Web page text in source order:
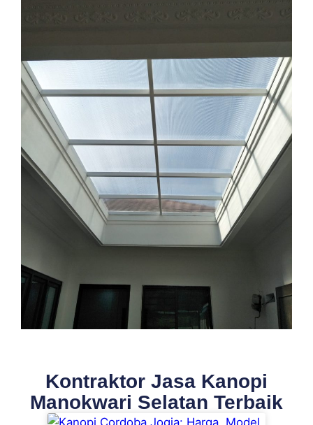
Kontraktor Jasa Kanopi
Manokwari Selatan Terbaik